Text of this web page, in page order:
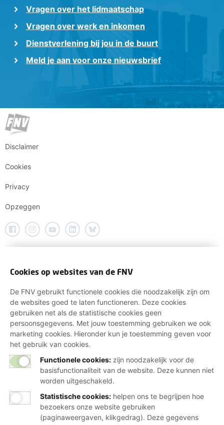
Vragen over het lidmaatschap
Vragen over werk en inkomen
Dienstverlening bij jou in de buurt
Meld je aan voor onze nieuwsbrief
Disclaimer
Cookies
Privacy
Opzeggen
Cookies op websites van de FNV
De FNV gebruikt functionele cookies die noodzakelijk zijn om
de websites goed te laten functioneren. Deze cookies
gebruiken net als de statistische cookies geen
persoonsgegevens. Met jouw toestemming gebruiken we ook
marketing cookies. Hieronder kun je toestemming geven voor
het gebruik van cookies.
Functionele cookies: zijn noodzakelijk voor de
basisfunctionaliteit van de website. Deze kunnen niet
worden uitgeschakeld.
Statistische cookies: helpen ons te begrijpen hoe
bezoekers onze website gebruiken
(paginaweergaven, klikgedrag). Deze gegevens